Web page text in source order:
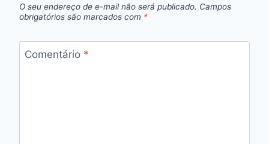
O seu endereço de e-mail não será publicado. Campos
obrigatórios são marcados com *
Comentário *